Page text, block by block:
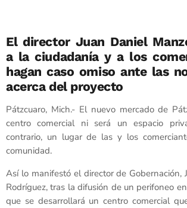
El director Juan Daniel
a la ciudadanía y a los
hagan caso omiso ante las
acerca del proyecto
Pátzcuaro, Mich.- El nuevo mercado de
centro comercial ni será un espacio
contrario, un lugar de las y los
comunidad.
Así lo manifestó el director de Gobernación,
Rodríguez, tras la difusión de un perifoneo
que se desarrollará un centro comercial